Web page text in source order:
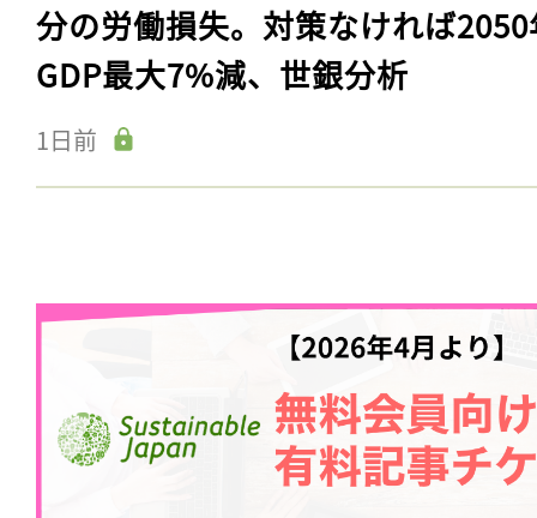
分の労働損失。対策なければ
GDP最大7%減、世銀分析
1日前